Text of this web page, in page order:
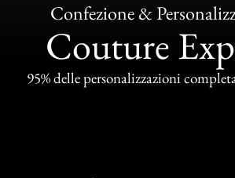
Confezione &
Couture
95% delle personalizzazioni